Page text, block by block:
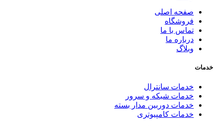
صفحه اصلی
فروشگاه
تماس با ما
درباره ما
وبلاگ
خدمات
خدمات سانترال
خدمات شبکه و سرور
خدمات دوربین مدار بسته
خدمات کامپیوتری